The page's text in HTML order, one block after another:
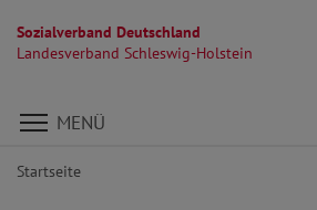
Sozialverband Deutschland
Landesverband Schleswig-Holstein
Direkt zu den Inhalten springen
MENÜ
Startseite